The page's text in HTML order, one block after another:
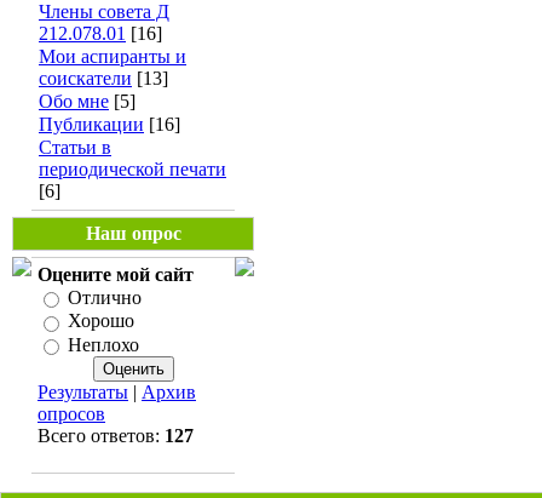
Члены совета Д
212.078.01 [16]
Мои аспиранты и
соискатели [13]
Обо мне [5]
Публикации [16]
Статьи в
периодической печати
[6]
Наш опрос
Оцените мой сайт
Отлично
Хорошо
Неплохо
Результаты | Архив
опросов
Всего ответов: 127